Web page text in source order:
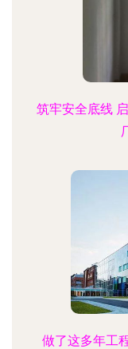
筑牢安全底线
做了这多年工